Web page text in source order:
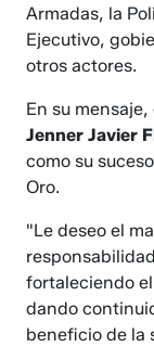
Armadas, la
Ejecutivo,
otros actores.
En su
Jenner Javier
como su
Oro.
"Le deseo el
fortaleciendo
dando
beneficio de la